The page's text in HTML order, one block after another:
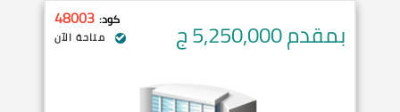
بمقدم 5,250,000 ج كود: 48003
متاحة الآن